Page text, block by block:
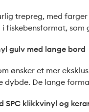
trepreg, med
fiskebensformat,
gulv med lange bord
ønsker et mer
De lange
klikkvinyl og